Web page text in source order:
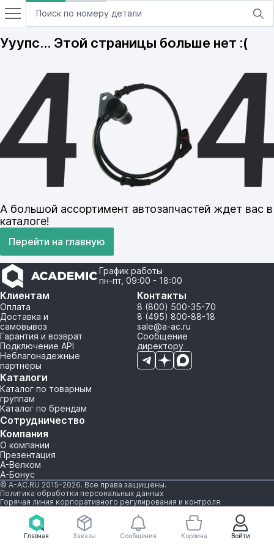
Главная Войти
Заказы Сообщения Корзина
Ууупс… Этой страницы больше нет :(
А большой ассортимент автозапчастей ждет вас в
каталоге!
Перейти на главную
График работы
пн-пт, 09:00 - 18:00
Клиентам
Оплата
Доставка и
самовывоз
Гарантия и возврат
Подключение API
Неблагонадежные
партнеры
Каталоги
Каталог по товарным
группам
Каталог по брендам
Сотрудничество
Компания
О компании
Презентация
А-Велком
А-Бонус
Контакты
8 (800) 500-35-70
8 (495) 800-88-18
sale@a-ac.ru
Сообщение
директору
© A-AC.RU 2015-2026. Все права защищены.
Политика обработки персональных данных
Горячая линия корпоративного регулирования и контроля